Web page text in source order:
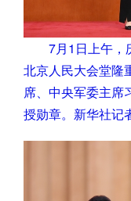
7月1日上午，
北京人民大会堂隆
席、中央军委主席
授勋章。新华社记